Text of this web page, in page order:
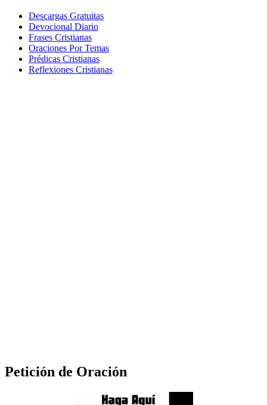
Descargas Gratuitas
Devocional Diario
Frases Cristianas
Oraciones Por Temas
Prédicas Cristianas
Reflexiones Cristianas
Petición de Oración